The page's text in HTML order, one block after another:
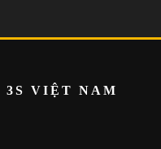
3S VIỆT NAM